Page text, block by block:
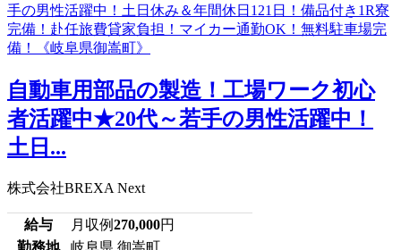
自動車用部品の製造！工場ワーク初心
者活躍中★20代～若手の男性活躍中！
土日...
株式会社BREXA Next
給与 月収例270,000円
勤務地
岐阜県 御嵩町